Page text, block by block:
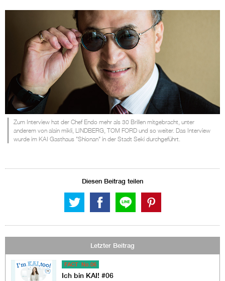
Zum Interview hat der Chef Endo mehr als 30 Brillen mitgebracht, unter
anderem von alain mikli, LINDBERG, TOM FORD und so weiter. Das Interview
wurde im KAI Gasthaus "Shionan" in der Stadt Seki durchgeführt.
Diesen Beitrag teilen
Letzter Beitrag
FACT No.06
Ich bin KAI! #06